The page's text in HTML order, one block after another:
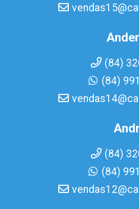
(84)
(84)
(84)
(84)